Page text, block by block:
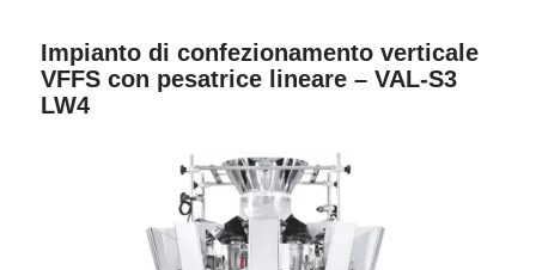
Impianto di confezionamento verticale
VFFS con pesatrice lineare – VAL-S3
LW4